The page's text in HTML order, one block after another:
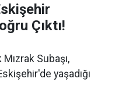
Çıktı!
Subaşı,
yaşadığı